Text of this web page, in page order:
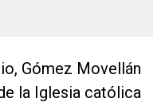
Gómez Movellán
la Iglesia católica